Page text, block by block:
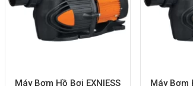
Máy Bơm Hồ Bơi EXNIESS
Máy Bơm